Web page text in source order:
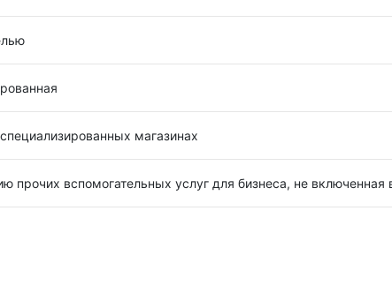
магазинах
прочих вспомогательных услуг для бизнеса, не включенная